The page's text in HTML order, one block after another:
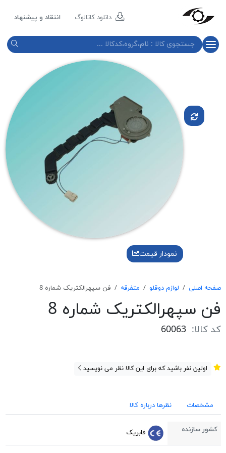
دانلود کاتالوگ انتقاد و پیشنهاد
نمودار قیمت
صفحه اصلی لوازم دوقلو متفرقه فن سپهرالكتريک شماره 8
فن سپهرالكتريک شماره 8
کد کالا: 60063
اولین نفر باشید که برای این کالا نظر می نویسید
مشخصات نظرها درباره کالا
کشور سازنده فابریک